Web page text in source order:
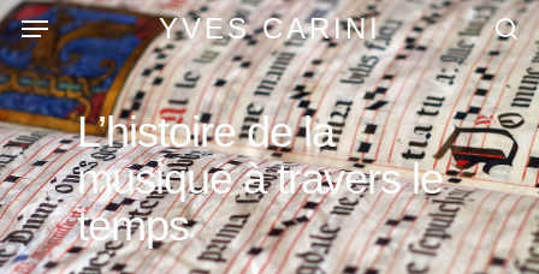
Skip
to
main
content
YVES CARINI
Menu
L’histoire de la
musique à travers le
temps